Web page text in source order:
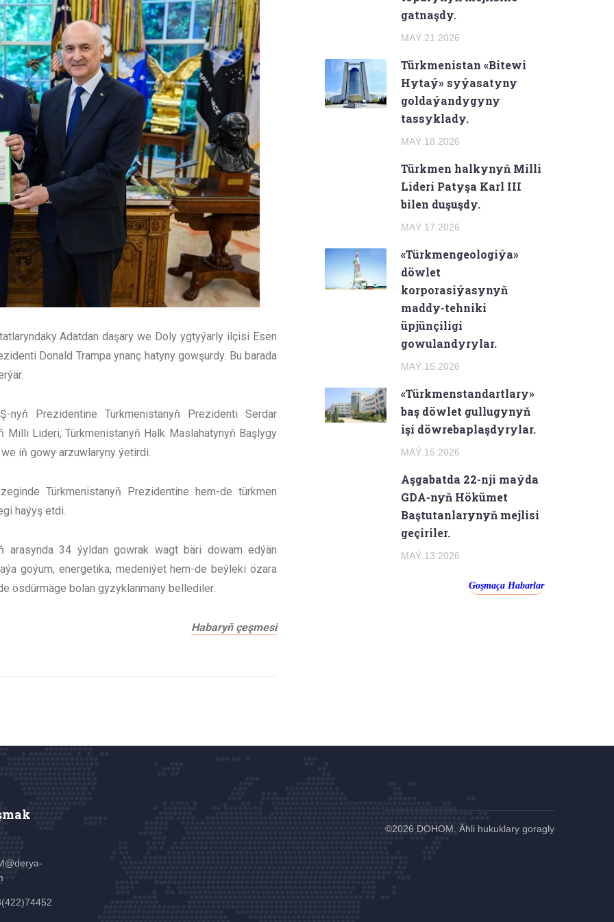
Adatdan daşary we Doly ygtyýarly ilçisi Esen
Donald Trampa ynanç hatyny gowşurdy. Bu barada
nyň Prezidentine Türkmenistanyň Prezidenti Serdar
Milli Lideri, Türkmenistanyň Halk Maslahatynyň Başlygy
iň gowy arzuwlaryny ýetirdi.
Türkmenistanyň Prezidentine hem-de türkmen
haýyş etdi.
arasynda 34 ýyldan gowrak wagt bäri dowam edýän
goýum, energetika, medeniýet hem-de beýleki özara
ösdürmäge bolan gyzyklanmany bellediler.
Habaryň çeşmesi
gatnaşdy.
MAÝ.21.2026
Türkmenistan «Bitewi
Hytaý» syýasatyny
goldaýandygyny
tassyklady.
MAÝ.18.2026
Türkmen halkynyň Milli
Lideri Patyşa Karl III
bilen duşuşdy.
MAÝ.17.2026
«Türkmengeologiýa»
döwlet
korporasiýasynyň
maddy-tehniki
üpjünçiligi
gowulandyrylar.
MAÝ.15.2026
«Türkmenstandartlary»
baş döwlet gullugynyň
işi döwrebaplaşdyrylar.
MAÝ.15.2026
Aşgabatda 22-nji maýda
GDA-nyň Hökümet
Baştutanlarynyň mejlisi
geçiriler.
MAÝ.13.2026
Goşmaça Habarlar
©2026 DOHOM. Ähli hukuklary goragly